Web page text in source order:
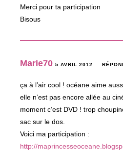
Merci pour ta participation
Bisous
Marie70 5 AVRIL 2012
ça à l’air cool ! océane aime
elle n’est pas encore allée au
moment c’est DVD ! trop
sac sur le dos.
Voici ma participation :
http://